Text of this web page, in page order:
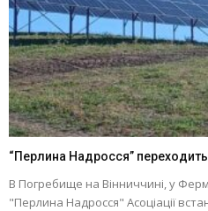
“Перлина Надросся”
В Погребище на Вінниччині, у
"Перлина Надросся" Асоціації